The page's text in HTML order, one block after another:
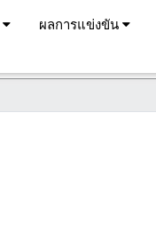
ผลการแข่งขัน